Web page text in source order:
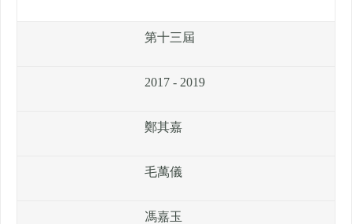
第十三屆
2017 - 2019
鄭其嘉
毛萬儀
馮嘉玉